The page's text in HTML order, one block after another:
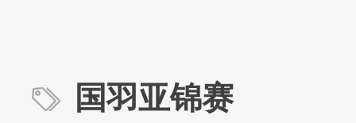
国羽亚锦赛